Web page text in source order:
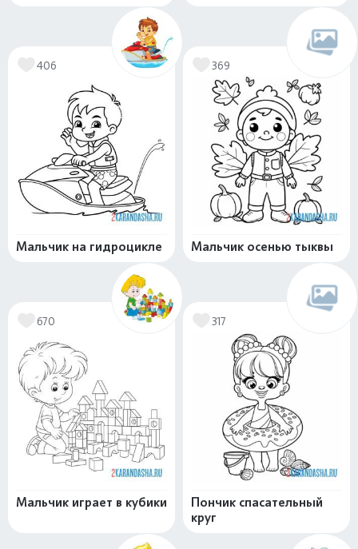
406
Мальчик на гидроцикле
369
Мальчик осенью тыквы
670
Мальчик играет в кубики
317
Пончик спасательный
круг